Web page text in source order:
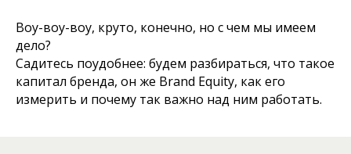
Воу-воу-воу, круто, конечно, но с чем мы имеем
дело?
Садитесь поудобнее: будем разбираться, что такое
капитал бренда, он же Brand Equity, как его
измерить и почему так важно над ним работать.